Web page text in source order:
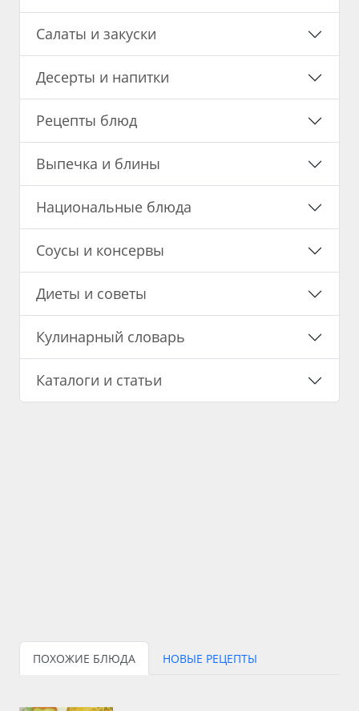
Салаты и закуски
Десерты и напитки
Рецепты блюд
Выпечка и блины
Национальные блюда
Соусы и консервы
Диеты и советы
Кулинарный словарь
Каталоги и статьи
ПОХОЖИЕ БЛЮДА НОВЫЕ РЕЦЕПТЫ